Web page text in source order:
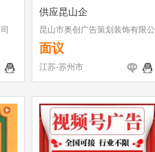
供应昆山企
昆山市奥创广告策划装饰有限公
司
面议
江苏-苏州市